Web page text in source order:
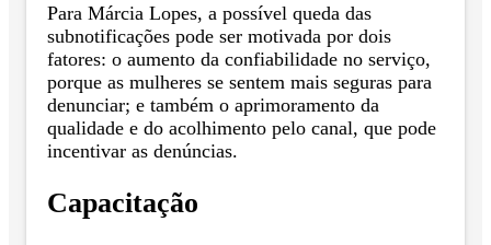
Para Márcia Lopes, a possível queda das
subnotificações pode ser motivada por dois
fatores: o aumento da confiabilidade no serviço,
porque as mulheres se sentem mais seguras para
denunciar; e também o aprimoramento da
qualidade e do acolhimento pelo canal, que pode
incentivar as denúncias.
Capacitação